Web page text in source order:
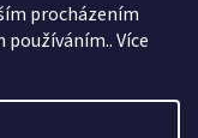
procházením
Více